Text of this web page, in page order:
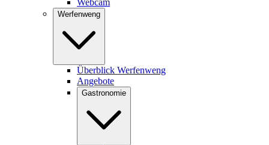
Webcam
Werfenweng
Überblick Werfenweng
Angebote
Gastronomie